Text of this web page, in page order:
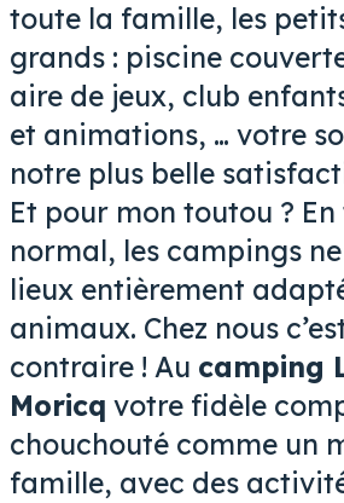
toute la famille, les
grands : piscine
aire de jeux, club
et animations, … votre
notre plus belle
Et pour mon toutou ?
normal, les campings
lieux entièrement
animaux. Chez nous
contraire ! Au camping
Moricq votre fidèle
chouchouté comme un
famille, avec des